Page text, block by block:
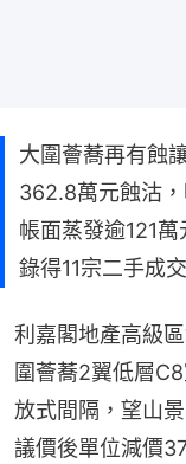
大圍薈蕎再有蝕
362.8萬元蝕沽
帳面蒸發逾121
錄得11宗二手成
利嘉閣地產高級
圍薈蕎2翼低層
放式間隔，望山
議價後單位減價